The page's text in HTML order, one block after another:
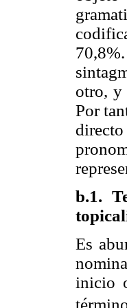
otro, y
Por
b.1.
Es
inicio